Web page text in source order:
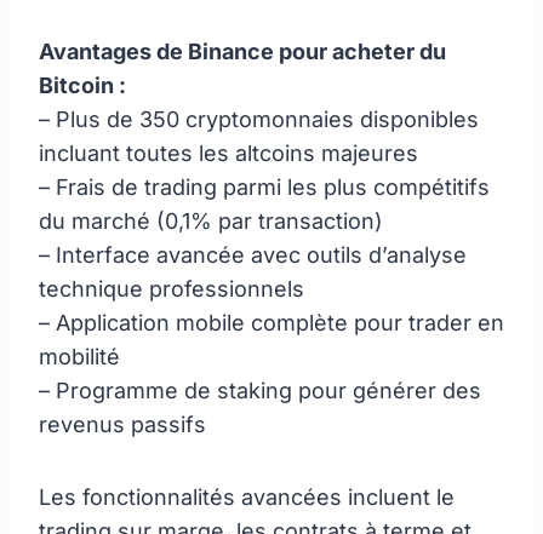
Avantages de Binance pour acheter du
Bitcoin :
– Plus de 350 cryptomonnaies disponibles
incluant toutes les altcoins majeures
– Frais de trading parmi les plus compétitifs
du marché (0,1% par transaction)
– Interface avancée avec outils d’analyse
technique professionnels
– Application mobile complète pour trader en
mobilité
– Programme de staking pour générer des
revenus passifs
Les fonctionnalités avancées incluent le